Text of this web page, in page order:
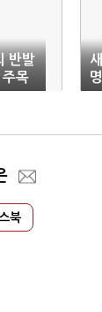
반발
주목
북